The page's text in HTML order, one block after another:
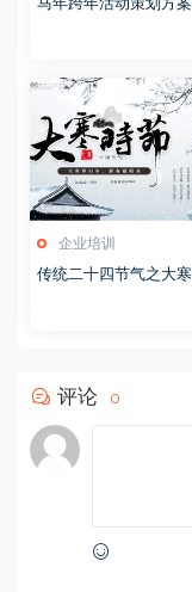
马年跨年活动策划方
企业培训
传统二十四节气之大
评论 0